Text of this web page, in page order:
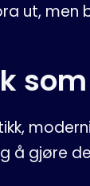
ut, men
å gjøre